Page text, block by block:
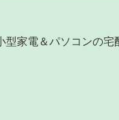
家電＆パソコンの宅